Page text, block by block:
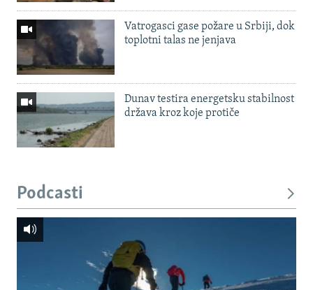
Vatrogasci gase požare u Srbiji, dok
toplotni talas ne jenjava
Dunav testira energetsku stabilnost
država kroz koje protiče
Podcasti